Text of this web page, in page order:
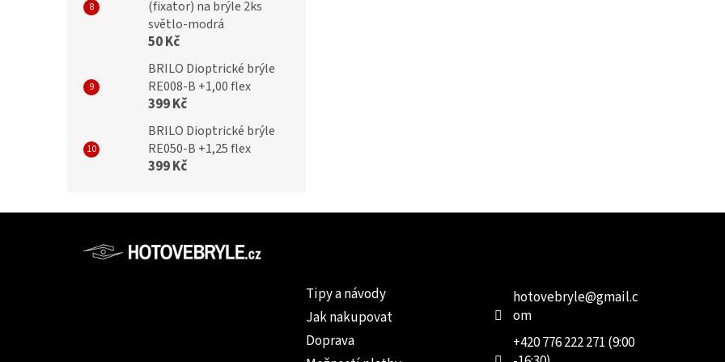
(fixator) na brýle 2ks
světlo-modrá
50 Kč
BRILO Dioptrické brýle
RE008-B +1,00 flex
399 Kč
BRILO Dioptrické brýle
RE050-B +1,25 flex
399 Kč
Tipy a návody
Jak nakupovat
Doprava
hotovebryle@gmail.c
om
+420 776 222 271 (9:00